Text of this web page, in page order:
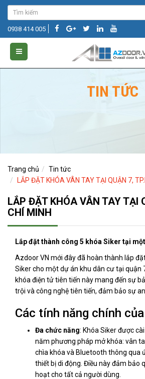
0938 414 005
TIN TỨC
Trang chủ
Tin tức
LẮP ĐẶT KHÓA VÂN TAY TẠI QUẬN 7,
LẮP ĐẶT KHÓA VÂN TAY TẠI
CHÍ MINH
Lắp đặt thành công 5 khóa Siker tại
Azdoor VN mới đây đã hoàn thành lắp
Siker cho một dự án khu dân cư tại quận
khóa điện tử tiên tiến này mang đến sự
trội và công nghệ tiên tiến, đảm bảo sự
Các tính năng chính
Đa chức năng: Khóa Siker được
năm phương pháp mở khóa: vân
chìa khóa và Bluetooth thông qua
thiết bị di động. Điều này đảm bảo
hoạt cho tất cả người dùng.